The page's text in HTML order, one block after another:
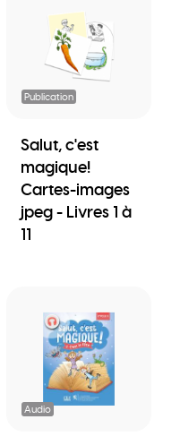
Publication
Salut, c'est
magique!
Cartes-images
jpeg - Livres 1 à
11
Audio